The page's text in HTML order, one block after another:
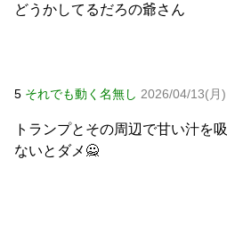
どうかしてるだろの爺さん
5 それでも動く名無し 2026/04/13(月
トランプとその周辺で甘い汁を
ないとダメ🙅